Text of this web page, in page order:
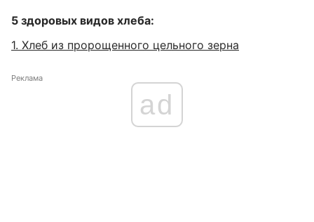
5 здоровых видов хлеба:
1. Хлеб из пророщенного цельного зерна
Реклама
ad